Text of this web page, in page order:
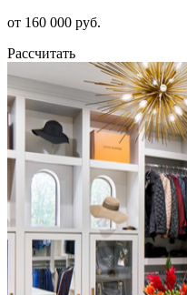
от 160 000 руб.
Рассчитать